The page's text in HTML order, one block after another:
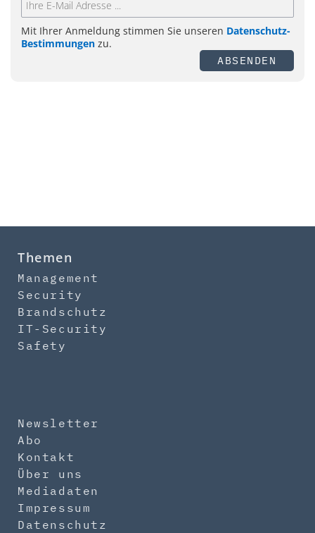
Mit Ihrer Anmeldung stimmen Sie unseren Datenschutz-
Bestimmungen zu.
ABSENDEN
Themen
Management
Security
Brandschutz
IT-Security
Safety
Newsletter
Abo
Kontakt
Über uns
Mediadaten
Impressum
Datenschutz